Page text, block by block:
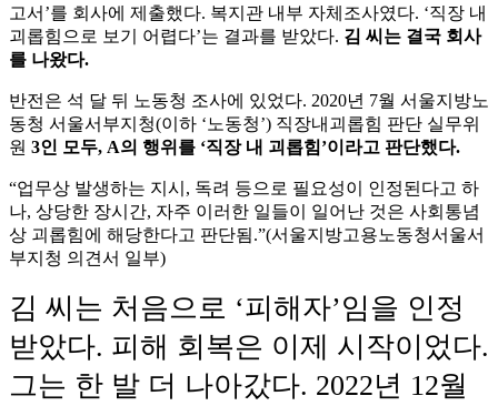
고서’를 회사에 제출했다. 복지관 내부 자체조사였다. ‘직장 내
괴롭힘으로 보기 어렵다’는 결과를 받았다. 김 씨는 결국 회사
를 나왔다.
반전은 석 달 뒤 노동청 조사에 있었다. 2020년 7월 서울지방노
동청 서울서부지청(이하 ‘노동청’) 직장내괴롭힘 판단 실무위
원 3인 모두, A의 행위를 ‘직장 내 괴롭힘’이라고 판단했다.
“업무상 발생하는 지시, 독려 등으로 필요성이 인정된다고 하
나, 상당한 장시간, 자주 이러한 일들이 일어난 것은 사회통념
상 괴롭힘에 해당한다고 판단됨.”(서울지방고용노동청서울서
부지청 의견서 일부)
김 씨는 처음으로 ‘피해자’임을 인정
받았다. 피해 회복은 이제 시작이었다.
그는 한 발 더 나아갔다. 2022년 12월